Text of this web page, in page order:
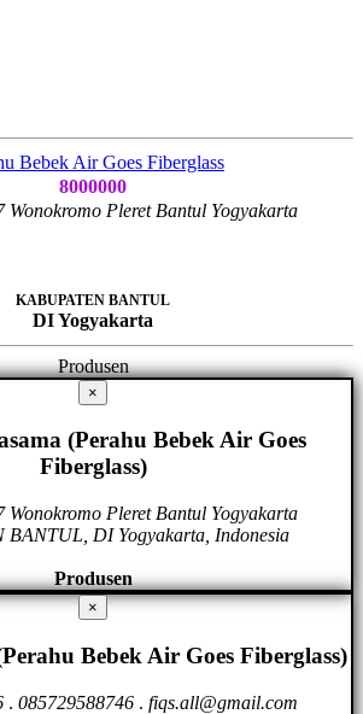
Bebek Air Goes Fiberglass
8000000
Wonokromo Pleret Bantul Yogyakarta
KABUPATEN BANTUL
DI Yogyakarta
Produsen
×
(Perahu Bebek Air Goes
Fiberglass)
Wonokromo Pleret Bantul Yogyakarta
BANTUL, DI Yogyakarta, Indonesia
Produsen
×
Bebek Air Goes Fiberglass)
. 085729588746 . fiqs.all@gmail.com